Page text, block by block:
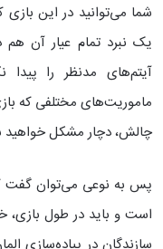
شما می‌توانید در این
یک نبرد تمام عیار آن
آیتم‌های مدنظر را
ماموریت‌های مختلفی که
چالش، دچار مشکل
پس به نوعی می‌‌توان گفت
است و باید در طول بازی،